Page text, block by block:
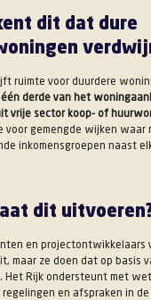
dit dat dure
ruimte voor duurdere
één derde van het
vrije sector koop- of
voor gemengde wijken waar
inkomensgroepen naast
dit
en projectontwikkelaars
maar ze doen dat op basis
Het Rijk ondersteunt met
en afspraken in